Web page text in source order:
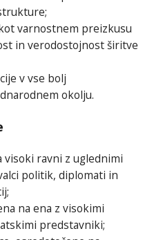
varnostnem preizkusu
in verodostojnost širitve
v vse bolj
okolju.
visoki ravni z uglednimi
politik, diplomati in
na ena z visokimi
predstavniki;